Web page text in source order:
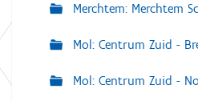
Merchtem: Merchtem
Mol: Centrum Zuid -
Mol: Centrum Zuid -